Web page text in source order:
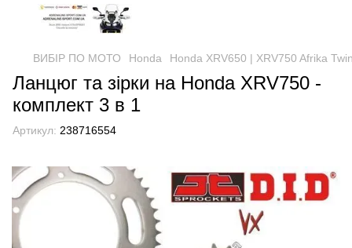
ВИБІР ПО МОТО Honda Honda XRV650 | XRV750 Afrika
Ланцюг та зірки на Honda XRV750 -
комплект 3 в 1
Артикул: 238716554